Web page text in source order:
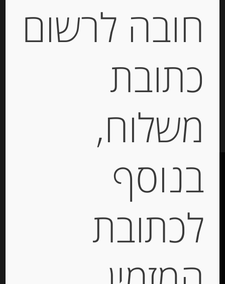
-
39.00
יחידות
תקנון האתר
הצהרת נגישות
תקשורת מותג –
חובה לרשום
כתובת
משלוח,
בנוסף
לכתובת